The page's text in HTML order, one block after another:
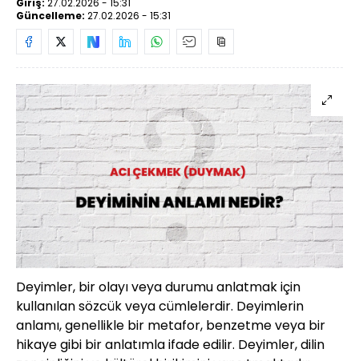
Giriş: 27.02.2026 - 15:31
Güncelleme: 27.02.2026 - 15:31
Deyimler, bir olayı veya durumu anlatmak için
kullanılan sözcük veya cümlelerdir. Deyimlerin
anlamı, genellikle bir metafor, benzetme veya bir
hikaye gibi bir anlatımla ifade edilir. Deyimler, dilin